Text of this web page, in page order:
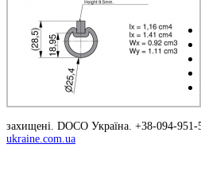
захищені. DOCO Україна. +38-094-951-
ukraine.com.ua